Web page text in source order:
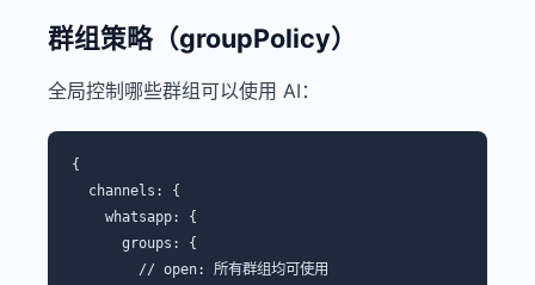
群组策略（groupPolicy）
全局控制哪些群组可以使用 AI：
{
  channels: {
    whatsapp: {
      groups: {
        // open: 所有群组均可使用